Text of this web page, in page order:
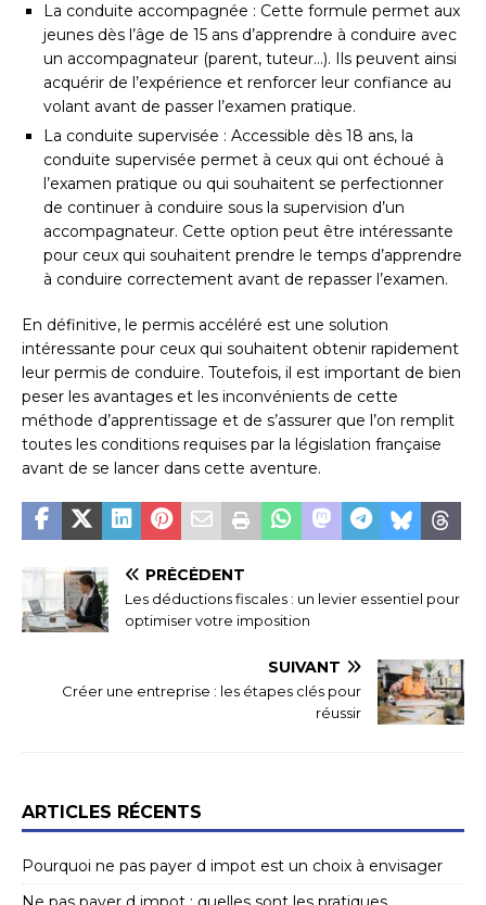
La conduite accompagnée : Cette formule permet aux
jeunes dès l’âge de 15 ans d’apprendre à conduire avec
un accompagnateur (parent, tuteur…). Ils peuvent ainsi
acquérir de l’expérience et renforcer leur confiance au
volant avant de passer l’examen pratique.
La conduite supervisée : Accessible dès 18 ans, la
conduite supervisée permet à ceux qui ont échoué à
l’examen pratique ou qui souhaitent se perfectionner
de continuer à conduire sous la supervision d’un
accompagnateur. Cette option peut être intéressante
pour ceux qui souhaitent prendre le temps d’apprendre
à conduire correctement avant de repasser l’examen.
En définitive, le permis accéléré est une solution
intéressante pour ceux qui souhaitent obtenir rapidement
leur permis de conduire. Toutefois, il est important de bien
peser les avantages et les inconvénients de cette
méthode d’apprentissage et de s’assurer que l’on remplit
toutes les conditions requises par la législation française
avant de se lancer dans cette aventure.
PRÉCÉDENT
Les déductions fiscales : un levier essentiel pour
optimiser votre imposition
SUIVANT
Créer une entreprise : les étapes clés pour
réussir
ARTICLES RÉCENTS
Pourquoi ne pas payer d impot est un choix à envisager